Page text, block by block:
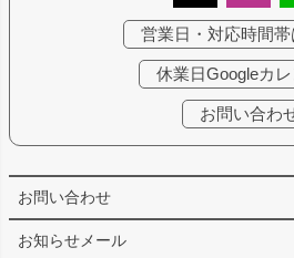
お問い合わせ
お知らせメール
営業日・対応時間帯
休業日Googleカ
お問い合わ